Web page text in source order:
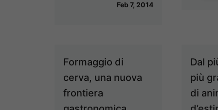
Feb 7, 2014
Formaggio di
cerva, una nuova
frontiera
Dal
più
di